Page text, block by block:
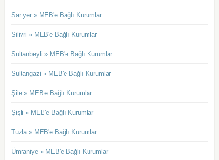
Sarıyer » MEB'e Bağlı Kurumlar
Silivri » MEB'e Bağlı Kurumlar
Sultanbeyli » MEB'e Bağlı Kurumlar
Sultangazi » MEB'e Bağlı Kurumlar
Şile » MEB'e Bağlı Kurumlar
Şişli » MEB'e Bağlı Kurumlar
Tuzla » MEB'e Bağlı Kurumlar
Ümraniye » MEB'e Bağlı Kurumlar